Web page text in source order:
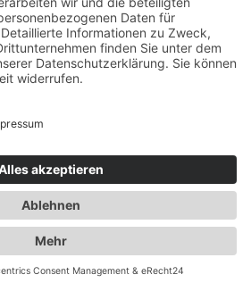
Räumlichkeiten an der
1
Erfolgsgeschichte. Die Spedition
der Lagerfläche auf knapp
eines